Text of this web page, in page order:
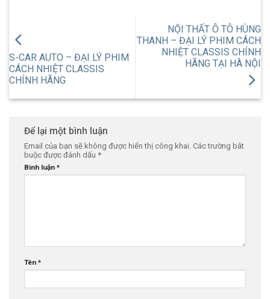
S-CAR AUTO – ĐẠI LÝ PHIM
CÁCH NHIỆT CLASSIS
CHÍNH HÃNG
NỘI THẤT Ô TÔ HÙNG
THANH – ĐẠI LÝ PHIM CÁCH
NHIỆT CLASSIS CHÍNH
HÃNG TẠI HÀ NỘI
Để lại một bình luận
Email của bạn sẽ không được hiển thị công khai. Các trường bắt
buộc được đánh dấu *
Bình luận *
Tên *